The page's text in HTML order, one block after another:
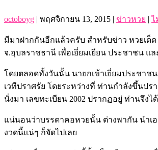
octoboyg | พฤศจิกายน 13, 2015 | ข่าวหวย |ไ
มีมาฝากกันอีกแล้วครับ สำหรับข่าว หวยเด็ด
จ.อุบลราชธานี เพื่อเยี่ยมเยียน ประชาชน
โดยตลอดทั้งวันนั้น นายกเข้าเยี่ยมประชาช
เวทีปราศรัย โดยระหว่างที่ ท่านกำลังขึ้นป
นั่งมา เลขทะเบียน 2002 ปรากฏอยู่ ท่านจึง
แน่นอนว่าบรรดาคอหวยนั้น ต่างพากัน นำเอ
งวดนี้แน่ๆ ก็จัดไปเลย